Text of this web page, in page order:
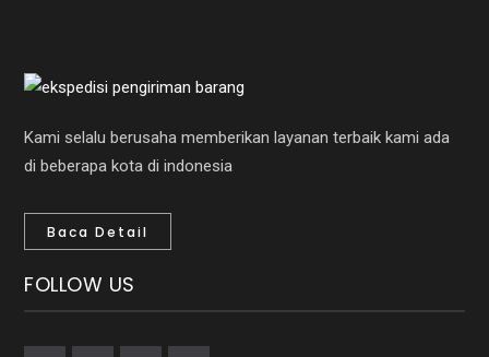
Kami selalu berusaha memberikan layanan terbaik kami ada
di beberapa kota di indonesia
Baca Detail
FOLLOW US